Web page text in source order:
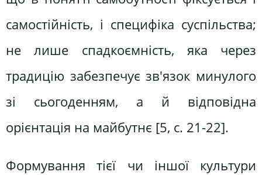
самостійність, і специфіка суспільства;
не лише спадкоємність, яка через
традицію забезпечує зв'язок минулого
зі сьогоденням, а й відповідна
орієнтація на майбутнє [5, c. 21-22].
Формування тієї чи іншої культури